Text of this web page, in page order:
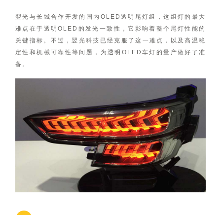
翌光与长城合作开发的国内OLED透明尾灯组，这组灯的最大
难点在于透明OLED的发光一致性，它影响着整个尾灯性能的
关键指标。不过，翌光科技已经克服了这一难点，以及高温稳
定性和机械可靠性等问题，为透明OLED车灯的量产做好了准
备。